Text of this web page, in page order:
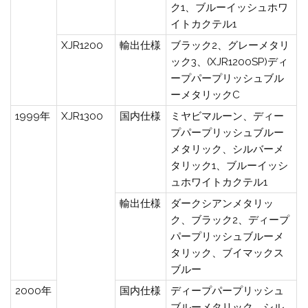
ク1、ブルーイッシュホワ
イトカクテル1
XJR1200
輸出仕様
ブラック2、グレーメタリ
ック3、(XJR1200SP)ディ
ープパープリッシュブル
ーメタリックC
1999年
XJR1300 国内仕様
ミヤビマルーン、ディー
プパープリッシュブルー
メタリック、シルバーメ
タリック1、ブルーイッシ
ュホワイトカクテル1
輸出仕様
ダークシアンメタリッ
ク、ブラック2、ディープ
パープリッシュブルーメ
タリック、ブイマックス
ブルー
2000年
国内仕様
ディープパープリッシュ